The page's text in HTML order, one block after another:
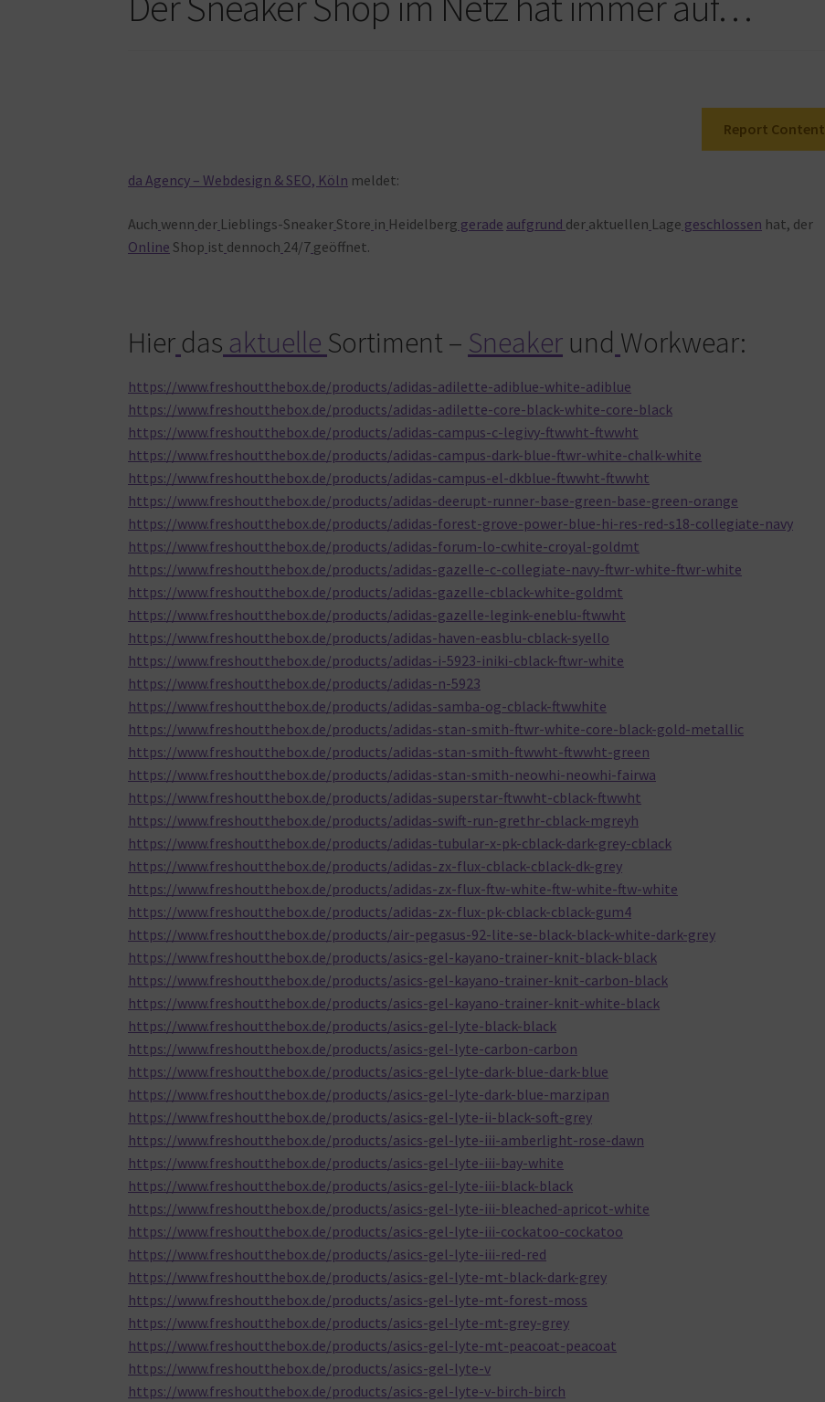
Report Content
da Agency – Webdesign & SEO, Köln meldet:
Auch wenn der Lieblings-Sneaker Store in Heidelberg gerade aufgrund der aktuellen Lage geschlossen hat, der
Online Shop ist dennoch 24/7 geöffnet.
Hier das aktuelle Sortiment – Sneaker und Workwear:
https://www.freshoutthebox.de/products/adidas-adilette-adiblue-white-adiblue
https://www.freshoutthebox.de/products/adidas-adilette-core-black-white-core-black
https://www.freshoutthebox.de/products/adidas-campus-c-legivy-ftwwht-ftwwht
https://www.freshoutthebox.de/products/adidas-campus-dark-blue-ftwr-white-chalk-white
https://www.freshoutthebox.de/products/adidas-campus-el-dkblue-ftwwht-ftwwht
https://www.freshoutthebox.de/products/adidas-deerupt-runner-base-green-base-green-orange
https://www.freshoutthebox.de/products/adidas-forest-grove-power-blue-hi-res-red-s18-collegiate-navy
https://www.freshoutthebox.de/products/adidas-forum-lo-cwhite-croyal-goldmt
https://www.freshoutthebox.de/products/adidas-gazelle-c-collegiate-navy-ftwr-white-ftwr-white
https://www.freshoutthebox.de/products/adidas-gazelle-cblack-white-goldmt
https://www.freshoutthebox.de/products/adidas-gazelle-legink-eneblu-ftwwht
https://www.freshoutthebox.de/products/adidas-haven-easblu-cblack-syello
https://www.freshoutthebox.de/products/adidas-i-5923-iniki-cblack-ftwr-white
https://www.freshoutthebox.de/products/adidas-n-5923
https://www.freshoutthebox.de/products/adidas-samba-og-cblack-ftwwhite
https://www.freshoutthebox.de/products/adidas-stan-smith-ftwr-white-core-black-gold-metallic
https://www.freshoutthebox.de/products/adidas-stan-smith-ftwwht-ftwwht-green
https://www.freshoutthebox.de/products/adidas-stan-smith-neowhi-neowhi-fairwa
https://www.freshoutthebox.de/products/adidas-superstar-ftwwht-cblack-ftwwht
https://www.freshoutthebox.de/products/adidas-swift-run-grethr-cblack-mgreyh
https://www.freshoutthebox.de/products/adidas-tubular-x-pk-cblack-dark-grey-cblack
https://www.freshoutthebox.de/products/adidas-zx-flux-cblack-cblack-dk-grey
https://www.freshoutthebox.de/products/adidas-zx-flux-ftw-white-ftw-white-ftw-white
https://www.freshoutthebox.de/products/adidas-zx-flux-pk-cblack-cblack-gum4
https://www.freshoutthebox.de/products/air-pegasus-92-lite-se-black-black-white-dark-grey
https://www.freshoutthebox.de/products/asics-gel-kayano-trainer-knit-black-black
https://www.freshoutthebox.de/products/asics-gel-kayano-trainer-knit-carbon-black
https://www.freshoutthebox.de/products/asics-gel-kayano-trainer-knit-white-black
https://www.freshoutthebox.de/products/asics-gel-lyte-black-black
https://www.freshoutthebox.de/products/asics-gel-lyte-carbon-carbon
https://www.freshoutthebox.de/products/asics-gel-lyte-dark-blue-dark-blue
https://www.freshoutthebox.de/products/asics-gel-lyte-dark-blue-marzipan
https://www.freshoutthebox.de/products/asics-gel-lyte-ii-black-soft-grey
https://www.freshoutthebox.de/products/asics-gel-lyte-iii-amberlight-rose-dawn
https://www.freshoutthebox.de/products/asics-gel-lyte-iii-bay-white
https://www.freshoutthebox.de/products/asics-gel-lyte-iii-black-black
https://www.freshoutthebox.de/products/asics-gel-lyte-iii-bleached-apricot-white
https://www.freshoutthebox.de/products/asics-gel-lyte-iii-cockatoo-cockatoo
https://www.freshoutthebox.de/products/asics-gel-lyte-iii-red-red
https://www.freshoutthebox.de/products/asics-gel-lyte-mt-black-dark-grey
https://www.freshoutthebox.de/products/asics-gel-lyte-mt-forest-moss
https://www.freshoutthebox.de/products/asics-gel-lyte-mt-grey-grey
https://www.freshoutthebox.de/products/asics-gel-lyte-mt-peacoat-peacoat
https://www.freshoutthebox.de/products/asics-gel-lyte-v
https://www.freshoutthebox.de/products/asics-gel-lyte-v-birch-birch